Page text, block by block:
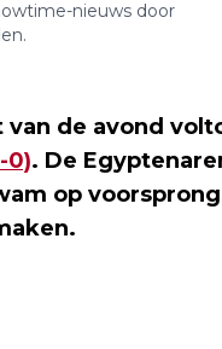
nieuws door
de avond
0). De
op